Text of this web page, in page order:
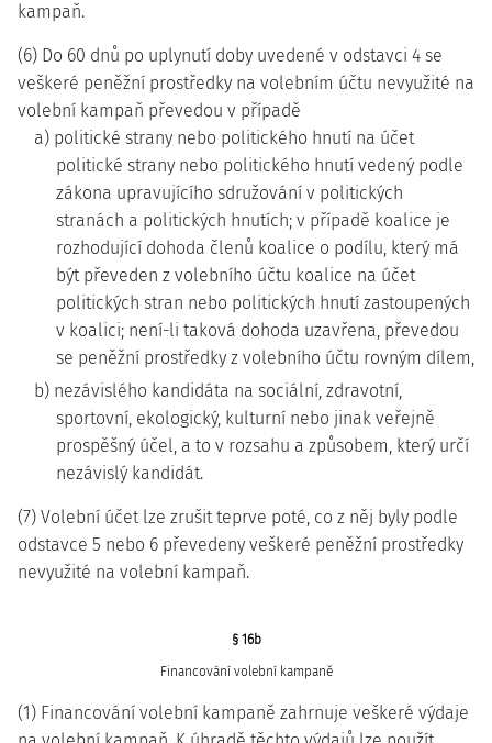
kampaň.
(6) Do 60 dnů po uplynutí doby uvedené v odstavci 4 se
veškeré peněžní prostředky na volebním účtu nevyužité na
volební kampaň převedou v případě
a) politické strany nebo politického hnutí na účet
politické strany nebo politického hnutí vedený podle
zákona upravujícího sdružování v politických
stranách a politických hnutích; v případě koalice je
rozhodující dohoda členů koalice o podílu, který má
být převeden z volebního účtu koalice na účet
politických stran nebo politických hnutí zastoupených
v koalici; není-li taková dohoda uzavřena, převedou
se peněžní prostředky z volebního účtu rovným dílem,
b) nezávislého kandidáta na sociální, zdravotní,
sportovní, ekologický, kulturní nebo jinak veřejně
prospěšný účel, a to v rozsahu a způsobem, který určí
nezávislý kandidát.
(7) Volební účet lze zrušit teprve poté, co z něj byly podle
odstavce 5 nebo 6 převedeny veškeré peněžní prostředky
nevyužité na volební kampaň.
§ 16b
Financování volební kampaně
(1) Financování volební kampaně zahrnuje veškeré výdaje